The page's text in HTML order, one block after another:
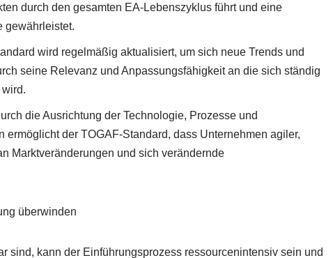
durch den gesamten EA-Lebenszyklus führt und eine
gewährleistet.
wird regelmäßig aktualisiert, um sich neue Trends und
seine Relevanz und Anpassungsfähigkeit an die sich ständig
die Ausrichtung der Technologie, Prozesse und
ermöglicht der TOGAF-Standard, dass Unternehmen agiler,
Marktveränderungen und sich verändernde
überwinden
sind, kann der Einführungsprozess ressourcenintensiv sein und